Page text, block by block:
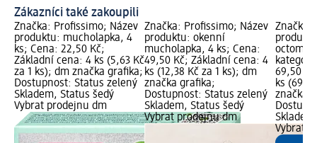
Zákazníci také zakoupili
Značka: Profissimo; Název
produktu: mucholapka, 4
ks; Cena: 22,50 Kč;
Základní cena: 4 ks (5,63 Kč
za 1 ks); dm značka grafika;
Dostupnost: Status zelený
Skladem, Status šedý
Vybrat prodejnu dm
Značka: Profissimo; Název
produktu: okenní
mucholapka, 4 ks; Cena:
49,50 Kč; Základní cena: 4
ks (12,38 Kč za 1 ks); dm
značka grafika;
Dostupnost: Status zelený
Skladem, Status šedý
Vybrat prodejnu dm
Značka:
69,50
ks
značka
Vybrat